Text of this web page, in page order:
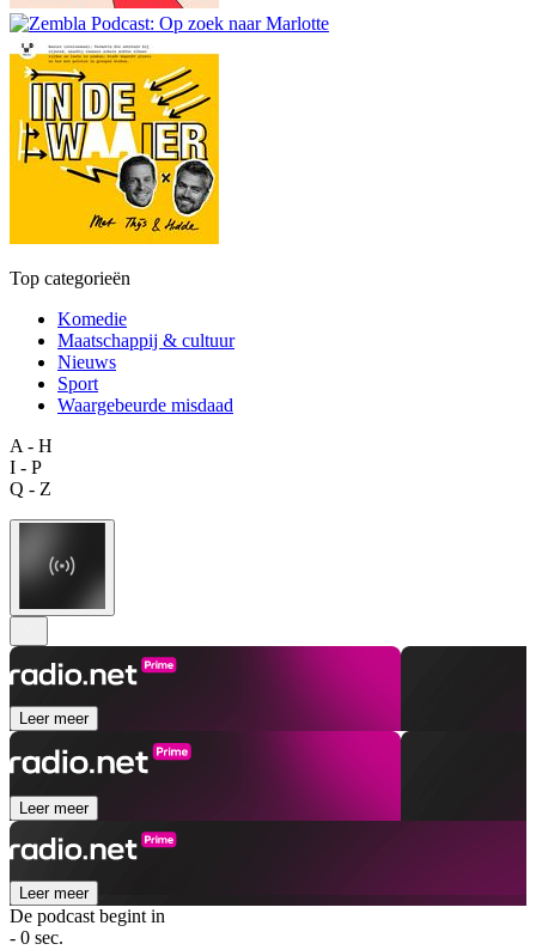
Top categorieën
Komedie
Maatschappij & cultuur
Nieuws
Sport
Waargebeurde misdaad
A - H
I - P
Q - Z
Leer meer
Leer meer
Leer meer
De podcast begint in
- 0 sec.